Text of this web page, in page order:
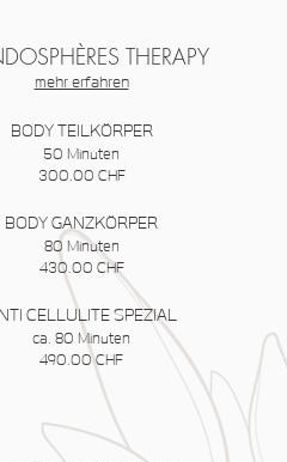
THERAPY
mehr erfahren
BODY TEILKÖRPER
50 Minuten
300.00 CHF
BODY GANZKÖRPER
80 Minuten
430.00 CHF
CELLULITE SPEZIAL
ca. 80 Minuten
490.00 CHF